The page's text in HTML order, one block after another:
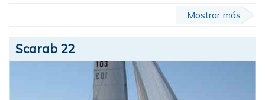
Mostrar más
Scarab 22